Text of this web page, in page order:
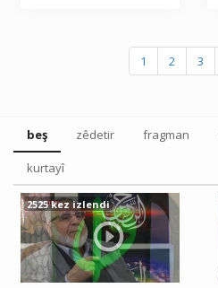
1 2 3
beş zêdetir fragman
kurtayî
2525 kez izlendi